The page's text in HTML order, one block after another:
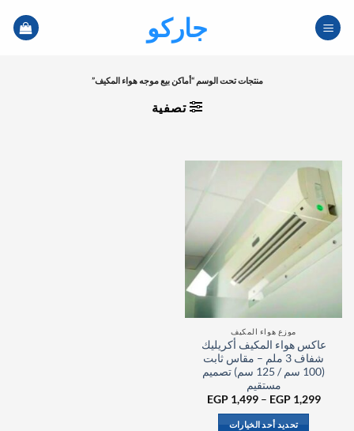
للمحتوى
جاركو
منتجات تحت الوسم “أماكن بيع موجه هواء المكيف”
تصفية
موزع هواء المكيف
عاكس هواء المكيف أكريليك
شفاف 3 ملم – مقاس ثابت
(100 سم / 125 سم) تصميم
مستقيم
EGP1,299
–
EGP1,499
تحديد أحد الخيارات